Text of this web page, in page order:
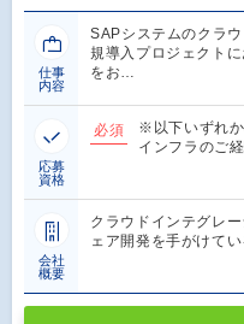
仕事
内容
SAPシステムのクラ
規導入プロジェクト
をお…
応募
資格
必須
※以下いずれ
インフラのご
会社
概要
クラウドインテグレ
ェア開発を手がけて